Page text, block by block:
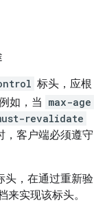
标头，应根
如，当 max-age
revalidate
，客户端必须遵守
头，在通过重新验
来实现该标头。